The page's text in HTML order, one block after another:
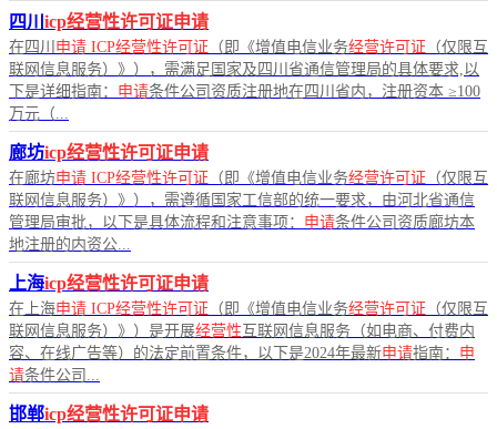
四川 icp经营性许可证申请
在四川 申请 ICP经营性许可证 （即《增值电信业务经营许可证 （仅限互
联网信息服务）》），需满足国家及四川省通信管理局的具体要求,以
下是详细指南：
申请条件公司资质注册地在四川省内，注册资本 ≥100
万元（...
廊坊icp经营性许可证申请
在廊坊申请 ICP经营性许可证 （即《增值电信业务经营许可证 （仅限互
联网信息服务）》），需遵循国家工信部的统一要求，由河北省通信
管理局审批，以下是具体流程和注意事项：
申请条件公司资质廊坊本
地注册的内资公...
上海icp经营性许可证申请
在上海申请 ICP经营性许可证 （即《增值电信业务经营许可证 （仅限互
联网信息服务）》）是开展经营性 互联网信息服务（如电商、付费内
容、在线广告等）的法定前置条件，以下是2024年最新申请指南：
申
请条件公司...
邯郸icp经营性许可证申请